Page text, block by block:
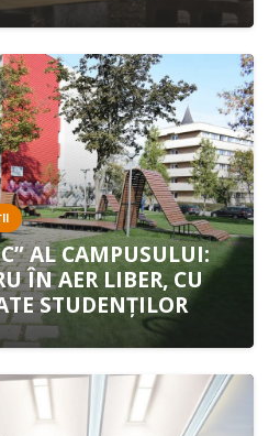
AL CAMPUSULUI:
ÎN AER LIBER, CU
STUDENȚILOR